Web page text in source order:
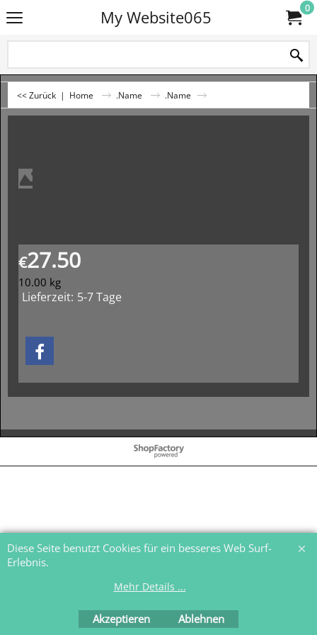
My Website065 0
<< Zurück | Home .Name .Name
€27.50
10.00 kg
Lieferzeit: 5-7 Tage
WebShop erstellt mit
ShopFactory Shop
Diese Seite benutzt Cookies für ein besseres Web Surf-
Erlebnis.
Mehr Details ...
Akzeptieren Ablehnen